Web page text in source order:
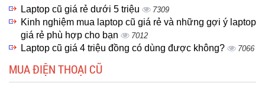
Laptop cũ giá rẻ dưới 5 triệu 7309
Kinh nghiệm mua laptop cũ giá rẻ và những gợi ý laptop
giá rẻ phù hợp cho bạn
7012
Laptop cũ giá 4 triệu đồng có dùng được không? 7066
MUA ĐIỆN THOẠI CŨ